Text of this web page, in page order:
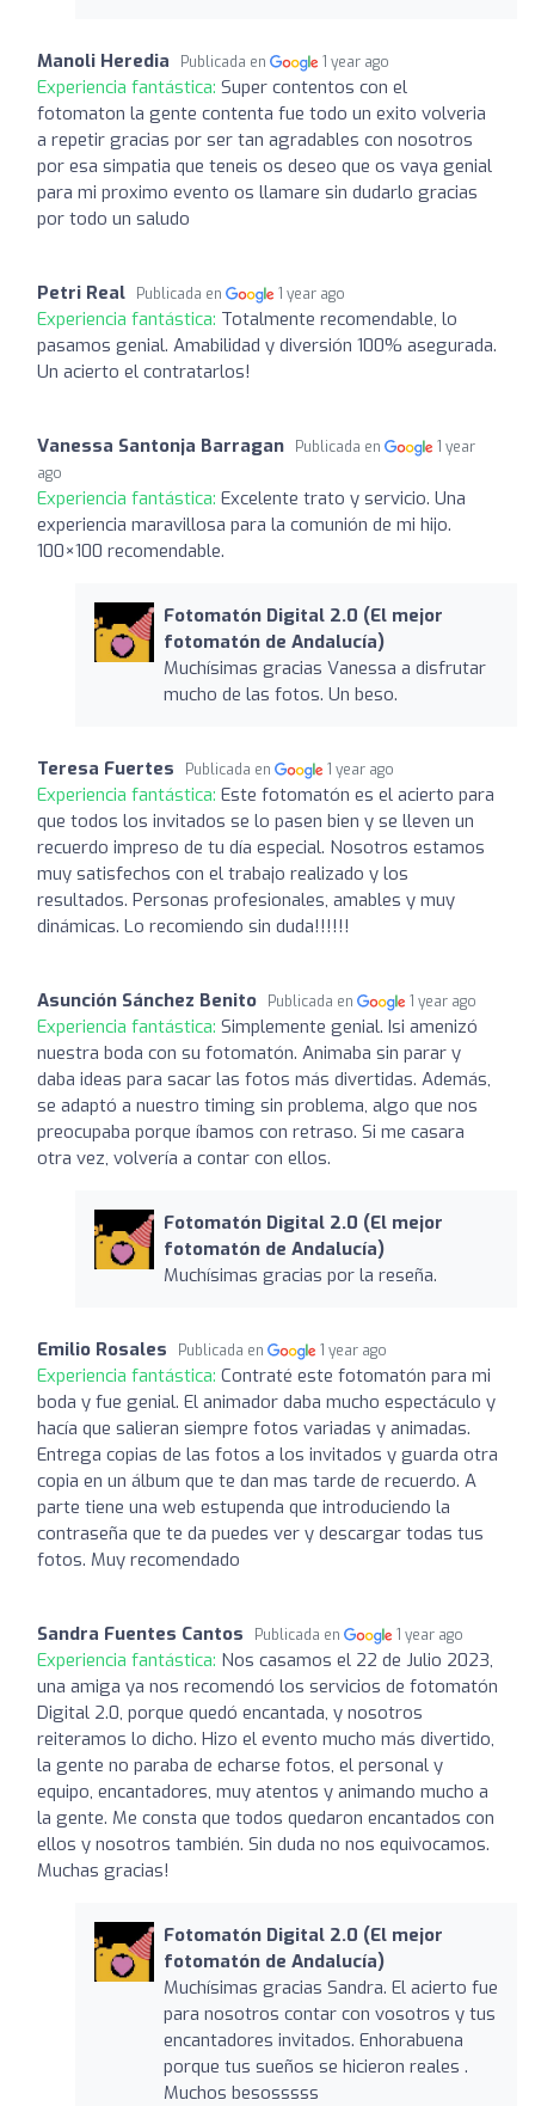
Manoli Heredia Publicada en 1 year ago
Experiencia fantástica: Super contentos con el
fotomaton la gente contenta fue todo un exito volveria
a repetir gracias por ser tan agradables con nosotros
por esa simpatia que teneis os deseo que os vaya genial
para mi proximo evento os llamare sin dudarlo gracias
por todo un saludo
Petri Real Publicada en 1 year ago
Experiencia fantástica: Totalmente recomendable, lo
pasamos genial. Amabilidad y diversión 100% asegurada.
Un acierto el contratarlos!
Vanessa Santonja Barragan Publicada en
1 year
ago
Experiencia fantástica: Excelente trato y servicio. Una
experiencia maravillosa para la comunión de mi hijo.
100×100 recomendable.
Fotomatón Digital 2.0 (El mejor
fotomatón de Andalucía)
Muchísimas gracias Vanessa a disfrutar
mucho de las fotos. Un beso.
Teresa Fuertes Publicada en 1 year ago
Experiencia fantástica: Este fotomatón es el acierto para
que todos los invitados se lo pasen bien y se lleven un
recuerdo impreso de tu día especial. Nosotros estamos
muy satisfechos con el trabajo realizado y los
resultados. Personas profesionales, amables y muy
dinámicas. Lo recomiendo sin duda!!!!!!
Asunción Sánchez Benito Publicada en 1 year ago
Experiencia fantástica: Simplemente genial. Isi amenizó
nuestra boda con su fotomatón. Animaba sin parar y
daba ideas para sacar las fotos más divertidas. Además,
se adaptó a nuestro timing sin problema, algo que nos
preocupaba porque íbamos con retraso. Si me casara
otra vez, volvería a contar con ellos.
Fotomatón Digital 2.0 (El mejor
fotomatón de Andalucía)
Muchísimas gracias por la reseña.
Emilio Rosales Publicada en 1 year ago
Experiencia fantástica: Contraté este fotomatón para mi
boda y fue genial. El animador daba mucho espectáculo y
hacía que salieran siempre fotos variadas y animadas.
Entrega copias de las fotos a los invitados y guarda otra
copia en un álbum que te dan mas tarde de recuerdo. A
parte tiene una web estupenda que introduciendo la
contraseña que te da puedes ver y descargar todas tus
fotos. Muy recomendado
Sandra Fuentes Cantos Publicada en 1 year ago
Experiencia fantástica: Nos casamos el 22 de Julio 2023,
una amiga ya nos recomendó los servicios de fotomatón
Digital 2.0, porque quedó encantada, y nosotros
reiteramos lo dicho. Hizo el evento mucho más divertido,
la gente no paraba de echarse fotos, el personal y
equipo, encantadores, muy atentos y animando mucho a
la gente. Me consta que todos quedaron encantados con
ellos y nosotros también. Sin duda no nos equivocamos.
Muchas gracias!
Fotomatón Digital 2.0 (El mejor
fotomatón de Andalucía)
Muchísimas gracias Sandra. El acierto fue
para nosotros contar con vosotros y tus
encantadores invitados. Enhorabuena
porque tus sueños se hicieron reales .
Muchos besosssss